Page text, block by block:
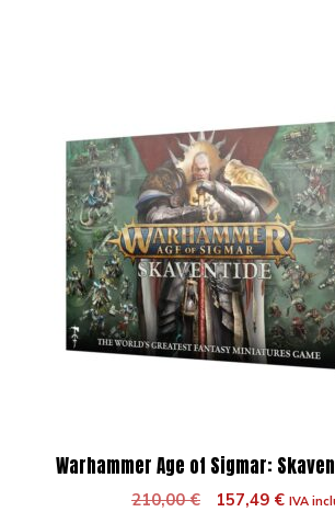
Warhammer Age of Sigmar:
210,00€
El
157,49 €ElIVA